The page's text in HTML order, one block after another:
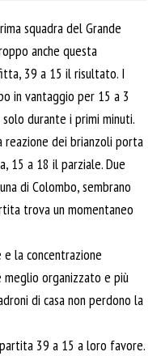
squadra del Grande
anche questa
39 a 15 il risultato. I
in vantaggio per 15 a 3
durante i primi minuti.
reazione dei brianzoli porta
15 a 18 il parziale. Due
di Colombo, sembrano
trova un momentaneo
la concentrazione
meglio organizzato e più
di casa non perdono la
39 a 15 a loro favore.